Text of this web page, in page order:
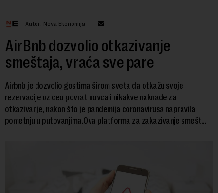
Autor: Nova Ekonomija
AirBnb dozvolio otkazivanje
smeštaja, vraća sve pare
Airbnb je dozvolio gostima širom sveta da otkažu svoje
rezervacije uz ceo povrat novca i nikakve naknade za
otkazivanje, nakon što je pandemija coronavirusa napravila
pometnju u putovanjima.Ova platforma za zakazivanje smešt...